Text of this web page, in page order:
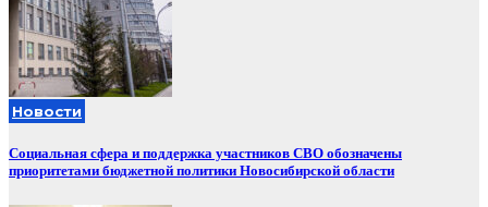
Новости
Социальная сфера и поддержка участников СВО обозначены
приоритетами бюджетной политики Новосибирской области